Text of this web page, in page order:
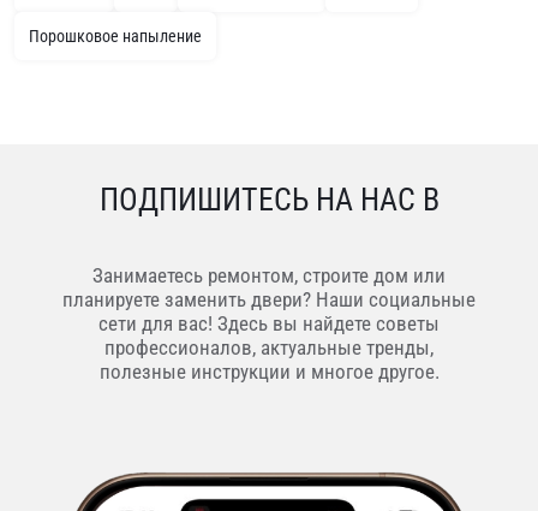
Порошковое напыление
ПОДПИШИТЕСЬ НА НАС В
Занимаетесь ремонтом, строите дом или
планируете заменить двери? Наши социальные
сети для вас! Здесь вы найдете советы
профессионалов, актуальные тренды,
полезные инструкции и многое другое.